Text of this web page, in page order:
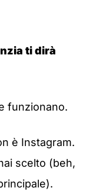
ti dirà
funzionano.
è Instagram.
scelto (beh,